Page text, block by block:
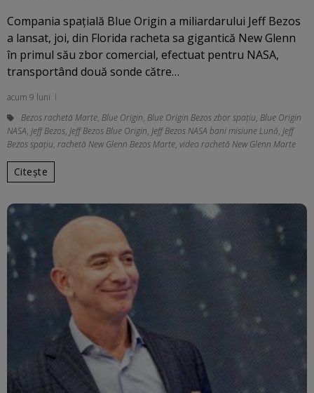
Compania spaţială Blue Origin a miliardarului Jeff Bezos
a lansat, joi, din Florida racheta sa gigantică New Glenn
în primul său zbor comercial, efectuat pentru NASA,
transportând două sonde către…
acum 9 luni
Bezos rachetă Marte, Blue Origin, Blue Origin Bezos zbor spațiu, Blue Origin
NASA, Jeff Bezos, Jeff Bezos Blue Origin, Jeff Bezos NASA bani misiune Lună, Jeff
Bezos spaţiu, rachetă New Glenn Bezos Marte, video rachetă New Glenn Marte
Citește